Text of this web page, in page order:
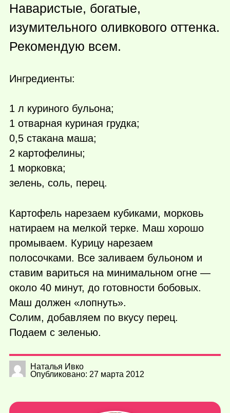
Наваристые, богатые,
изумительного оливкового оттенка.
Рекомендую всем.
Ингредиенты:
1 л куриного бульона;
1 отварная куриная грудка;
0,5 стакана маша;
2 картофелины;
1 морковка;
зелень, соль, перец.
Картофель нарезаем кубиками, морковь
натираем на мелкой терке. Маш хорошо
промываем. Курицу нарезаем
полосочками. Все заливаем бульоном и
ставим вариться на минимальном огне —
около 40 минут, до готовности бобовых.
Маш должен «лопнуть».
Солим, добавляем по вкусу перец.
Подаем с зеленью.
Наталья Ивко
Опубликовано: 27 марта 2012